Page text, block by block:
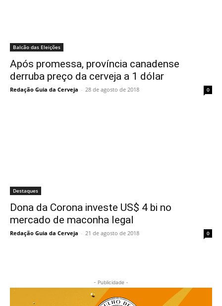
Balcão das Eleições
Após promessa, província canadense
derruba preço da cerveja a 1 dólar
Redação Guia da Cerveja - 28 de agosto de 2018 0
Destaques
Dona da Corona investe US$ 4 bi no
mercado de maconha legal
Redação Guia da Cerveja - 21 de agosto de 2018 0
- Publicidade -